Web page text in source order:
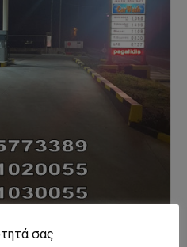
σας